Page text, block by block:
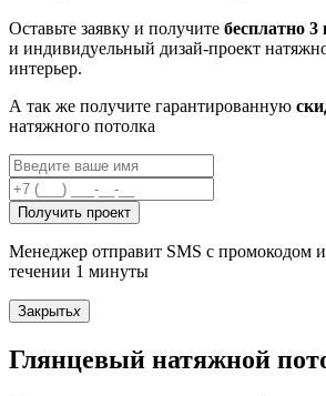
Оставьте заявку и получите бесплатно 3
и индивидуельный дизай-проект
интерьер.
А так же получите гарантированную
натяжного потолка
Получить проект
Менеджер отправит SMS с промокодом
течении 1 минуты
Закрытьx
Глянцевый натяжной